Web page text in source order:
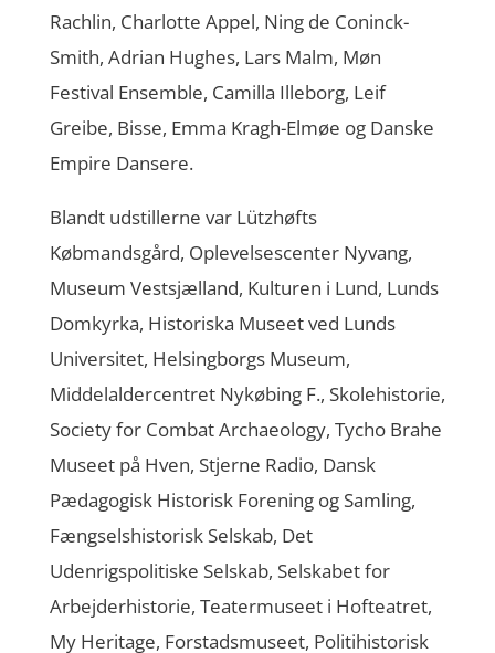
Rachlin, Charlotte Appel, Ning de Coninck-
Smith, Adrian Hughes, Lars Malm, Møn
Festival Ensemble, Camilla Illeborg, Leif
Greibe, Bisse, Emma Kragh-Elmøe og Danske
Empire Dansere.
Blandt udstillerne var Lützhøfts
Købmandsgård, Oplevelsescenter Nyvang,
Museum Vestsjælland, Kulturen i Lund, Lunds
Domkyrka, Historiska Museet ved Lunds
Universitet, Helsingborgs Museum,
Middelaldercentret Nykøbing F., Skolehistorie,
Society for Combat Archaeology, Tycho Brahe
Museet på Hven, Stjerne Radio, Dansk
Pædagogisk Historisk Forening og Samling,
Fængselshistorisk Selskab, Det
Udenrigspolitiske Selskab, Selskabet for
Arbejderhistorie, Teatermuseet i Hofteatret,
My Heritage, Forstadsmuseet, Politihistorisk